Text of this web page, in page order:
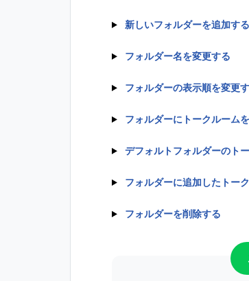
新しいフォルダーを追加する
フォルダー名を変更する
フォルダーの表示順を変更
フォルダーにトークルーム
デフォルトフォルダーのト
フォルダーに追加したトー
フォルダーを削除する